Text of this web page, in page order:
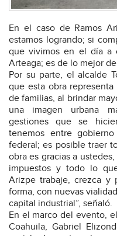
En el caso de Ramos
estamos logrando; si
que vivimos en el día a
Arteaga; es de lo mejor
Por su parte, el alcalde
que esta obra
de familias, al brindar
una imagen urbana
gestiones que se
tenemos entre
federal; es posible traer
obra es gracias a
impuestos y todo lo
Arizpe trabaje, crezca y
forma, con nuevas
capital industrial”, señaló.
En el marco del evento,
Coahuila, Gabriel